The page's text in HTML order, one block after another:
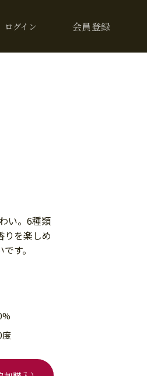
ログイン 会員登録
い。6種類
りを楽しめ
す。
度